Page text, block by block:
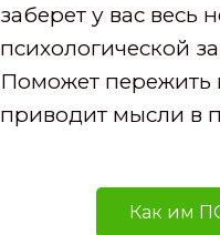
заберет у вас весь
психологической
Поможет пережить
приводит мысли в
Как им